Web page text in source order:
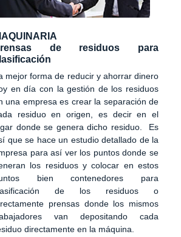
de residuos para
mejor forma de reducir y ahorrar dinero
en día con la gestión de los residuos
una empresa es crear la separación de
residuo en origen, es decir en el
donde se genera dicho residuo. Es
que se hace un estudio detallado de la
para así ver los puntos donde se
los residuos y colocar en estos
bien contenedores para
de los residuos o
prensas donde los mismos
van depositando cada
directamente en la máquina.